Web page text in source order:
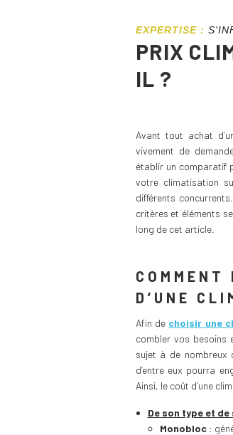
EXPERTISE :
PRIX
IL ?
Avant tout achat
vivement de
établir un comparatif
votre climatisation
différents
critères et éléments
long de cet article.
D’UNE
Afin de choisir une
combler vos besoins
sujet à de
d’entre eux pourra
Ainsi, le coût d’une
De son type et
Monobloc: